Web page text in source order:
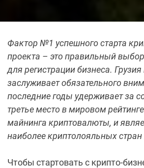
Фактор №1 успешного старта
проекта – это правильный
для регистрации бизнеса.
заслуживает обязательного
последние годы удерживает за
третье место в мировом
майнинга криптовалюты, и
наиболее криптолояльных стран
Чтобы стартовать с крипто-